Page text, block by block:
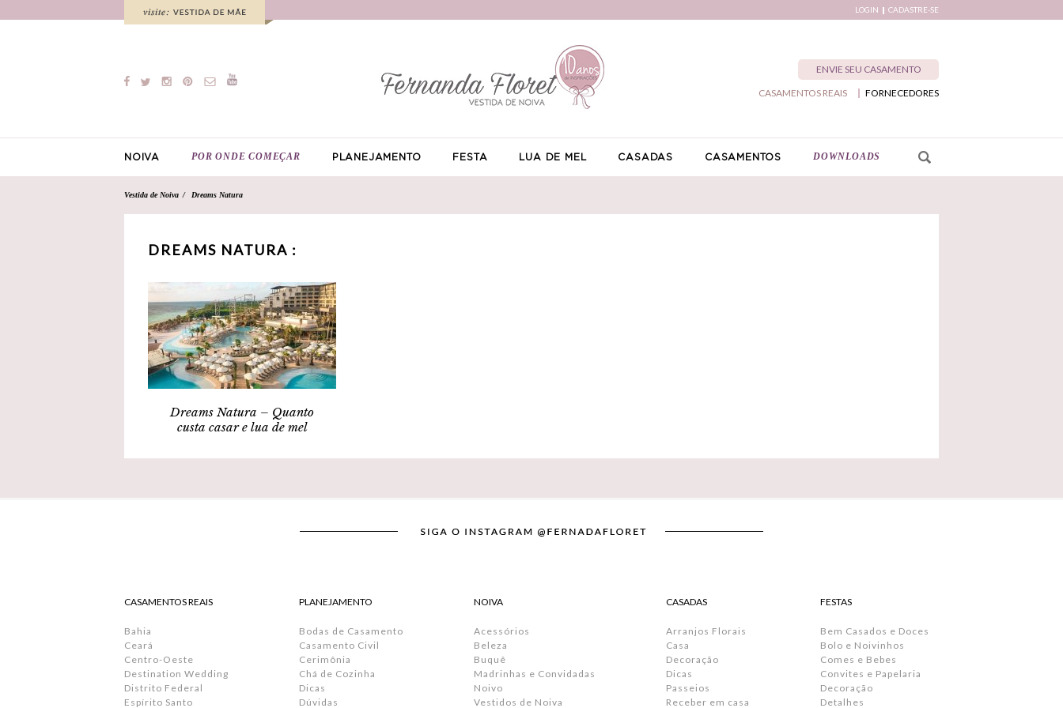
LOGIN CADASTRE-SE
ENVIE SEU CASAMENTO
FORNECEDORES
CASAMENTOS REAIS
NOIVA POR ONDE COMEÇAR PLANEJAMENTO FESTA LUA DE MEL CASADAS CASAMENTOS DOWNLOADS
Vestida de Noiva Dreams Natura
DREAMS NATURA :
Dreams Natura – Quanto
custa casar e lua de mel
CASAMENTOS REAIS
Bahia
Ceará
Centro-Oeste
Destination Wedding
Distrito Federal
Espírito Santo
PLANEJAMENTO
Bodas de Casamento
Casamento Civil
Cerimônia
Chá de Cozinha
Dicas
Dúvidas
NOIVA
Acessórios
Beleza
Buquê
Madrinhas e Convidadas
Noivo
Vestidos de Noiva
CASADAS
Arranjos Florais
Casa
Decoração
Dicas
Passeios
Receber em casa
FESTAS
Bem Casados e Doces
Bolo e Noivinhos
Comes e Bebes
Convites e Papelaria
Decoração
Detalhes